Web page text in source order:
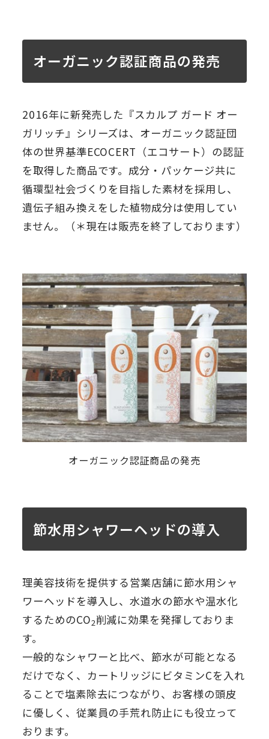
オーガニック認証商品の発売
2016年に新発売した『スカルプ ガード オー
ガリッチ』シリーズは、オーガニック認証団
体の世界基準ECOCERT（エコサート）の認証
を取得した商品です。成分・パッケージ共に
循環型社会づくりを目指した素材を採用し、
遺伝子組み換えをした植物成分は使用してい
ません。（＊現在は販売を終了しております）
オーガニック認証商品の発売
節水用シャワーヘッドの導入
理美容技術を提供する営業店舗に節水用シャ
ワーヘッドを導入し、水道水の節水や温水化
するためのCO2削減に効果を発揮しておりま
す。
一般的なシャワーと比べ、節水が可能となる
だけでなく、カートリッジにビタミンCを入れ
ることで塩素除去につながり、お客様の頭皮
に優しく、従業員の手荒れ防止にも役立って
おります。